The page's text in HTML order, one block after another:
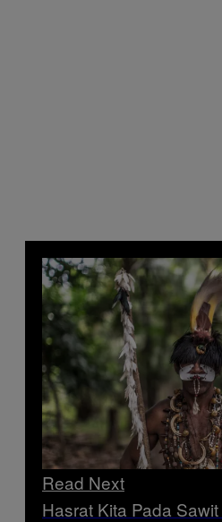
Read Next
Hasrat Kita Pada